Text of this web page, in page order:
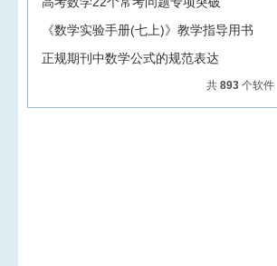
《数学实验手册(七上)》教学指导用书
正规期刊中数学公式的规范表达
共 893 个软件